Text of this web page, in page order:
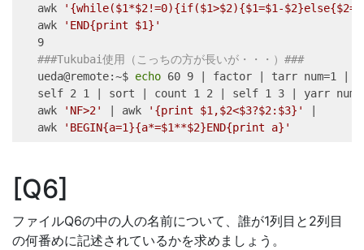
awk
'{while($1*$2!=0){if($1>$2){$1=$1-
awk
'END{print $1}'
9
###Tukubai使用（こっちの方が長いが・・・）###
ueda@remote:~$ echo 60 9 factor tarr num=1
self 2 1 sort count 1 2 self 1 3 yarr
awk
'NF>2' awk '{print $1,$2<$3?$2:$3}'
awk
'BEGIN{a=1}{a*=$1**$2}END{print a}'
Q6
ファイルQ6の中の人の名前について、誰が1列目と2列目
の何番めに記述されているかを求めましょう。